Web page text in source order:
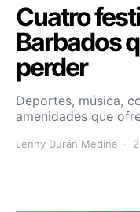
Cuatro
Barbados
perder
Deportes, música,
amenidades que
Lenny Durán Medina